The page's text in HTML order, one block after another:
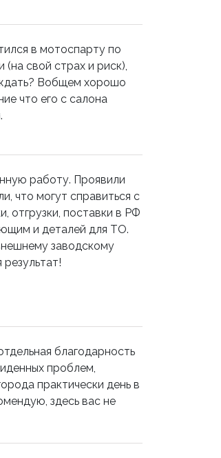
в мотоспарту по
(на свой страх и риск),
Вобщем хорошо
что его с салона
работу. Проявили
что могут справиться с
отгрузки, поставки в РФ
и деталей для ТО.
заводскому
благодарность
проблем,
практически день в
здесь вас не